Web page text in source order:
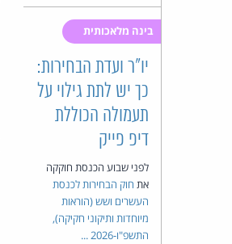
בינה מלאכותית
יו"ר ועדת הבחירות:
כך יש לתת גילוי על
תעמולה הכוללת
דיפ פייק
לפני שבוע הכנסת חוקקה
את חוק הבחירות לכנסת
העשרים ושש (הוראות
מיוחדות ותיקוני חקיקה),
התשפ"ו-2026 ...